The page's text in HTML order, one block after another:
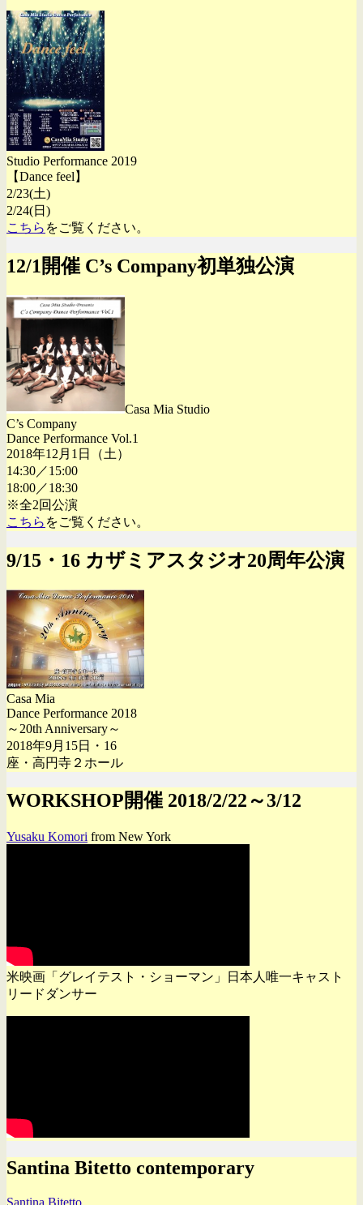
Studio Performance 2019
【Dance feel】
2/23(土)
2/24(日)
こちら をご覧ください。
12/1開催 C’s Company初単独公演
Casa Mia Studio
C’s Company
Dance Performance Vol.1
2018年12月1日（土）
14:30／15:00
18:00／18:30
※全2回公演
こちら をご覧ください。
9/15・16 カザミアスタジオ20周年公演
Casa Mia
Dance Performance 2018
～20th Anniversary～
2018年9月15日・16
座・高円寺２ホール
WORKSHOP開催 2018/2/22～3/12
Yusaku Komori from New York
米映画「グレイテスト・ショーマン」日本人唯一キャスト
リードダンサー
Santina Bitetto contemporary